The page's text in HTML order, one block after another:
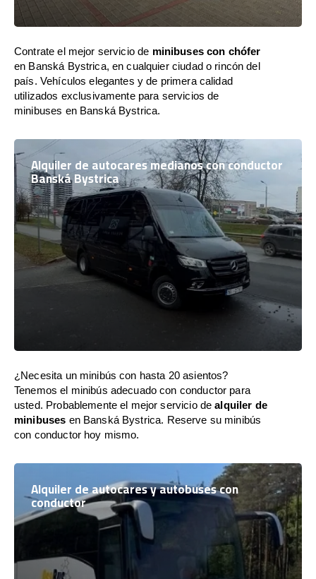
Contrate el mejor servicio de minibuses con chófer
en Banská Bystrica, en cualquier ciudad o rincón del
país. Vehículos elegantes y de primera calidad
utilizados exclusivamente para servicios de
minibuses en Banská Bystrica.
Alquiler de autocares medianos con conductor
Banská Bystrica
¿Necesita un minibús con hasta 20 asientos?
Tenemos el minibús adecuado con conductor para
usted. Probablemente el mejor servicio dealquiler de
minibuses en Banská Bystrica. Reserve su minibús
con conductor hoy mismo.
Alquiler de autocares y autobuses con
conductor